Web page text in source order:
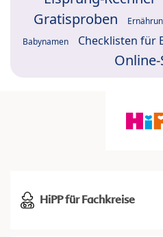
Gratisproben
Babynamen Checklisten für
HiPP für Fachkreise